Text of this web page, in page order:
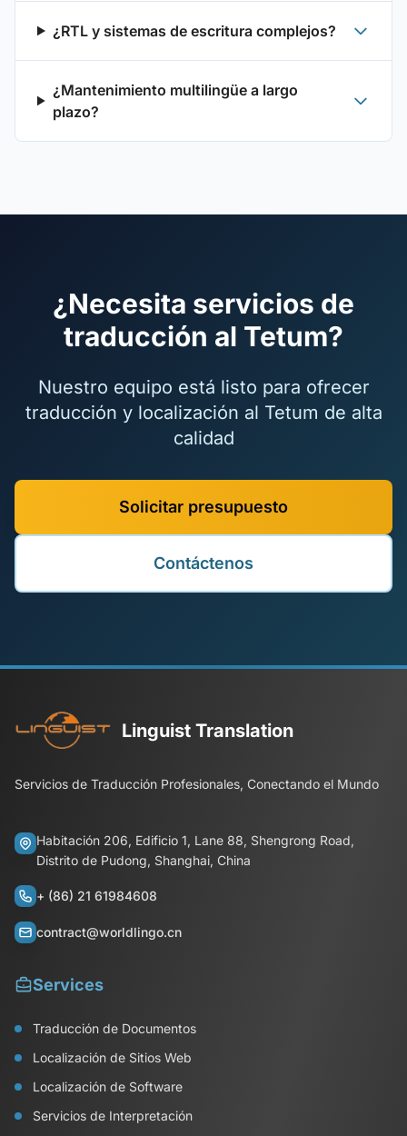
¿RTL y sistemas de escritura complejos?
¿Mantenimiento multilingüe a largo
plazo?
¿Necesita servicios de
traducción al Tetum?
Nuestro equipo está listo para ofrecer
traducción y localización al Tetum de alta
calidad
Solicitar presupuesto
Contáctenos
Linguist Translation
Servicios de Traducción Profesionales, Conectando el Mundo
Habitación 206, Edificio 1, Lane 88, Shengrong Road,
Distrito de Pudong, Shanghai, China
+ (86) 21 61984608
contract@worldlingo.cn
Services
Traducción de Documentos
Localización de Sitios Web
Localización de Software
Servicios de Interpretación